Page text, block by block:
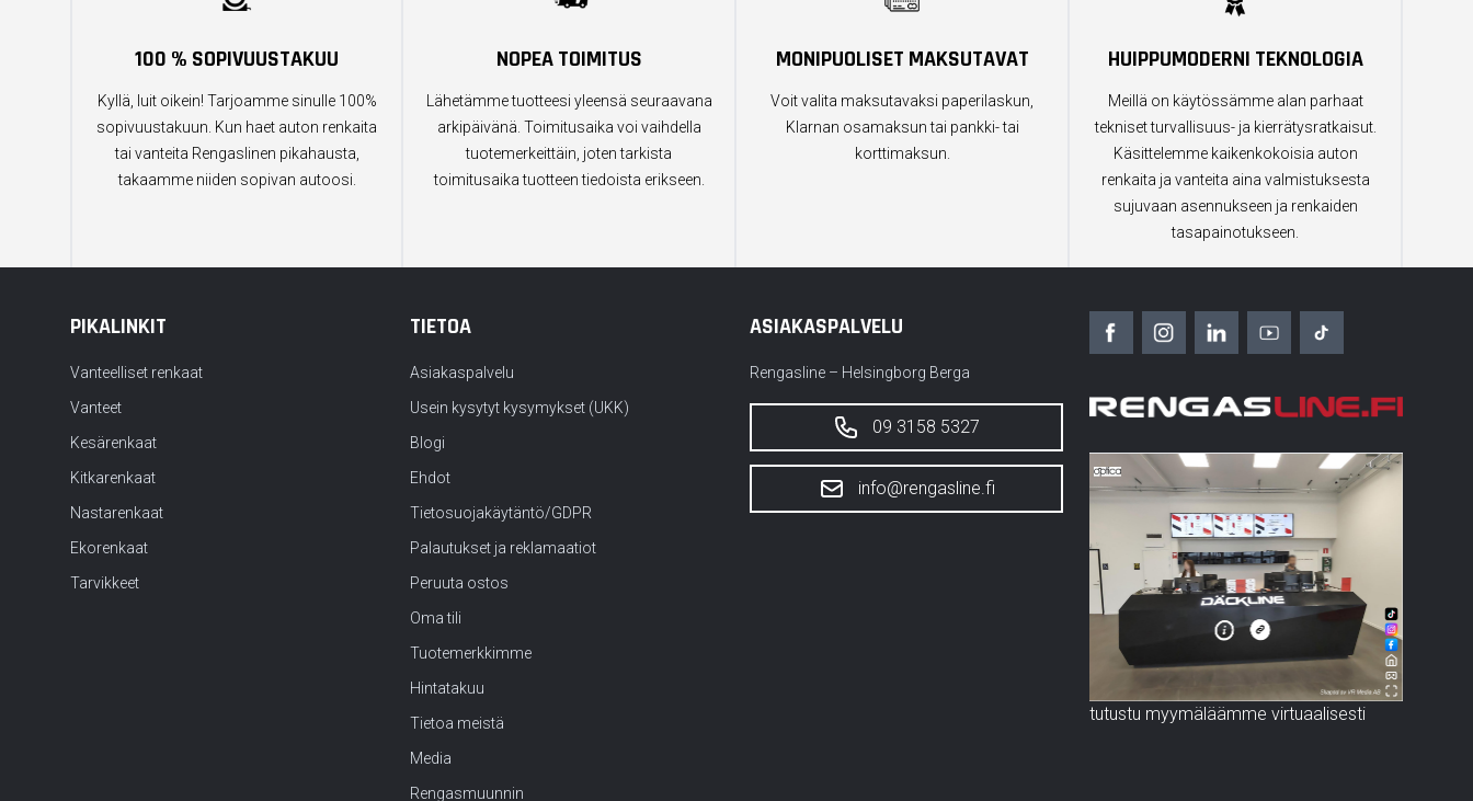
100 % SOPIVUUSTAKUU
Kyllä, luit oikein! Tarjoamme sinulle 100%
sopivuustakuun. Kun haet auton renkaita
tai vanteita Rengaslinen pikahausta,
takaamme niiden sopivan autoosi.
NOPEA TOIMITUS
Lähetämme tuotteesi yleensä seuraavana
arkipäivänä. Toimitusaika voi vaihdella
tuotemerkeittäin, joten tarkista
toimitusaika tuotteen tiedoista erikseen.
MONIPUOLISET MAKSUTAVAT
Voit valita maksutavaksi paperilaskun,
Klarnan osamaksun tai pankki- tai
korttimaksun.
HUIPPUMODERNI TEKNOLOGIA
Meillä on käytössämme alan parhaat
tekniset turvallisuus- ja kierrätysratkaisut.
Käsittelemme kaikenkokoisia auton
renkaita ja vanteita aina valmistuksesta
sujuvaan asennukseen ja renkaiden
tasapainotukseen.
PIKALINKIT
Vanteelliset renkaat
Vanteet
Kesärenkaat
Kitkarenkaat
Nastarenkaat
Ekorenkaat
Tarvikkeet
TIETOA
Asiakaspalvelu
Usein kysytyt kysymykset (UKK)
Blogi
Ehdot
Tietosuojakäytäntö/GDPR
Palautukset ja reklamaatiot
Peruuta ostos
Oma tili
Tuotemerkkimme
Hintatakuu
Tietoa meistä
Media
Rengasmuunnin
ASIAKASPALVELU
Rengasline – Helsingborg Berga
09 3158 5327
info@rengasline.fi
tutustu myymäläämme virtuaalisesti